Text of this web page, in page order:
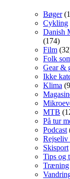
Bøger
Cykling
Danish
(174)
Film
Folk
Gear &
Ikke
Klima
MTB
På tur
Podcast
Skisport
Tips og
Træning